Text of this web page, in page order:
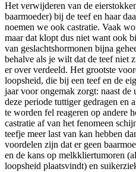
Het verwijderen van de
baarmoeder) bij de teef en haar
noemen we ook castratie. Vaak
maar dat klopt dus niet want ook
van geslachtshormonen bijna
behalve als je wilt dat de teef niet
er over verdeeld. Het grootste
loopsheid, die bij een teef en de
jaar voor ongemak zorgt: naast
deze periode tuttiger gedragen en
te worden fel reageren op andere
castratie af van het fenomeen
teefje meer last van kan hebben
voordelen zijn dat er geen
en de kans op melkkliertumoren
loopsheid plaatsvindt) en